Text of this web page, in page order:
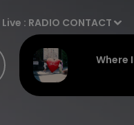
Live : RADIO CONTACT
Where